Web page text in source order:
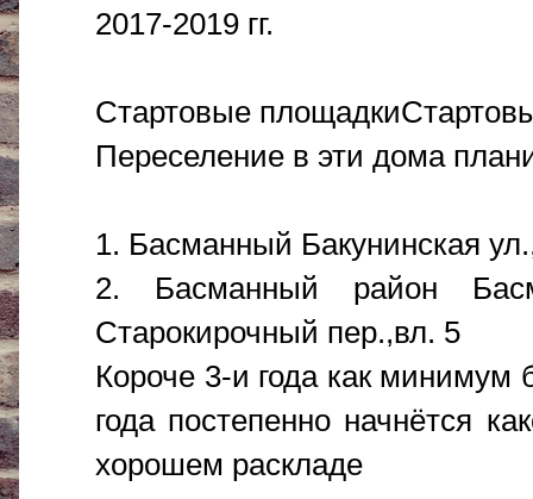
2017-2019 гг.
Стартовые
Переселение в эти дома
1. Басманный Бакунинская
2. Басманный район
Старокирочный пер.,вл. 5
Короче 3-и года как минимум
года постепенно начнётся
хорошем раскладе